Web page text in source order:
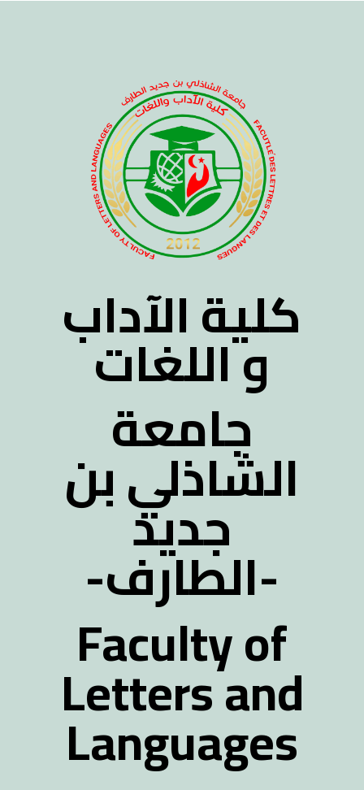
كلية الآداب
و اللغات
جامعة
الشاذلي بن
جديد
-الطارف-
Faculty of
Letters and
Languages